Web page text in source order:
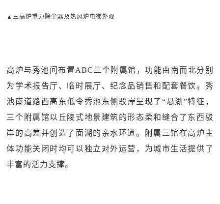
▲三高炉重力除尘器及热风炉电梯外观
高炉与秀池间布置ABC三个附属馆，功能由南而北分别
为学术报告厅、临时展厅、纪念品销售和配套餐饮。秀
池南道路西高东低令秀池东侧驳岸呈现了“悬湖”特征，
三个附属馆以丘陵式地景建筑的形态柔和缝合了东西驳
岸的高差并创造了面湖的亲水环道。附属三馆在高炉主
体功能关闭时均可以独立对外运营，为城市生活提供了
丰富的活力支撑。